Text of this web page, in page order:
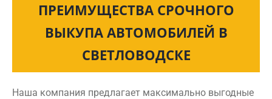
ПРЕИМУЩЕСТВА СРОЧНОГО
ВЫКУПА АВТОМОБИЛЕЙ В
СВЕТЛОВОДСКЕ
Наша компания предлагает максимально выгодные